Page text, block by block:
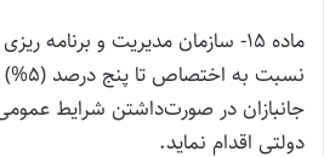
‌ماده 15- سازمان مدیریت و
نسبت
جانبازان در صورت‌داشتن شرایط
دولتی اقدام نماید.